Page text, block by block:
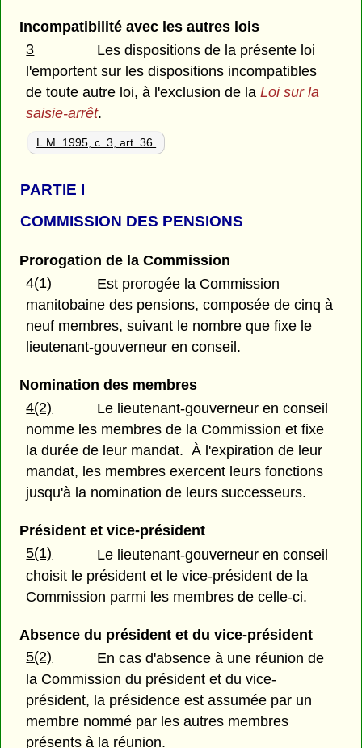
Incompatibilité avec les autres lois
3
Les dispositions de la présente loi
l'emportent sur les dispositions incompatibles
de toute autre loi, à l'exclusion de laLoi sur la
saisie-arrêt.
L.M. 1995, c. 3, art. 36.
PARTIE I
COMMISSION DES PENSIONS
Prorogation de la Commission
4(1)
Est prorogée la Commission
manitobaine des pensions, composée de cinq à
neuf membres, suivant le nombre que fixe le
lieutenant-gouverneur en conseil.
Nomination des membres
4(2)
Le lieutenant-gouverneur en conseil
nomme les membres de la Commission et fixe
la durée de leur mandat. À l'expiration de leur
mandat, les membres exercent leurs fonctions
jusqu'à la nomination de leurs successeurs.
Président et vice-président
5(1)
Le lieutenant-gouverneur en conseil
choisit le président et le vice-président de la
Commission parmi les membres de celle-ci.
Absence du président et du vice-président
5(2)
En cas d'absence à une réunion de
la Commission du président et du vice-
président, la présidence est assumée par un
membre nommé par les autres membres
présents à la réunion.